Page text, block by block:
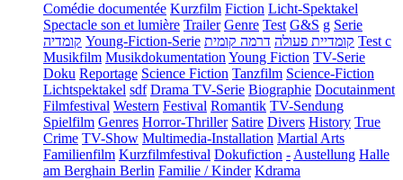
Comédie documentée Kurzfilm Fiction Licht-Spektakel
Spectacle son et lumière Trailer Genre Test G&S g Serie
קומדיה Young-Fiction-Serie קומדיית פעולה דרמה קומית
Test c
Musikfilm Musikdokumentation Young Fiction TV-Serie
Doku Reportage Science Fiction Tanzfilm Science-Fiction
Lichtspektakel sdf Drama TV-Serie Biographie Docutainment
Filmfestival Western Festival Romantik TV-Sendung
Spielfilm Genres Horror-Thriller Satire Divers History True
Crime TV-Show Multimedia-Installation Martial Arts
Familienfilm Kurzfilmfestival Dokufiction - Austellung Halle
am Berghain Berlin Familie / Kinder Kdrama